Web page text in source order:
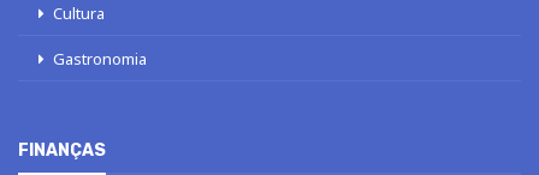
Cultura
Gastronomia
FINANÇAS